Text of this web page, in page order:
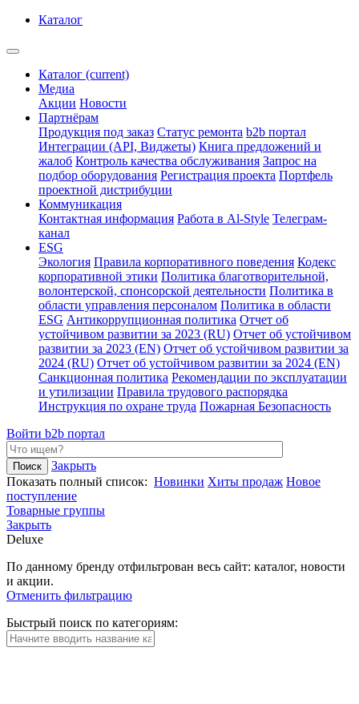
Каталог
Каталог (current)
Медиа
Акции Новости
Партнёрам
Продукция под заказ Статус ремонта b2b портал
Интеграции (API, Виджеты) Книга предложений и
жалоб Контроль качества обслуживания Запрос на
подбор оборудования Регистрация проекта Портфель
проектной дистрибуции
Коммуникация
Контактная информация Работа в Al-Style Телеграм-
канал
ESG
Экология Правила корпоративного поведения Кодекс
корпоративной этики Политика благотворительной,
волонтерской, спонсорской деятельности Политика в
области управления персоналом Политика в области
ESG Антикоррупционная политика Отчет об
устойчивом развитии за 2023 (RU) Отчет об устойчивом
развитии за 2023 (EN) Отчет об устойчивом развитии за
2024 (RU) Отчет об устойчивом развитии за 2024 (EN)
Санкционная политика Рекомендации по эксплуатации
и утилизации Правила трудового распорядка
Инструкция по охране труда Пожарная Безопасность
Войти b2b портал
Закрыть
Показать полный список: Новинки Хиты продаж Новое
поступление
Товарные группы
Закрыть
Deluxe
По данному бренду отфильтрован весь сайт: каталог, новости
и акции.
Отменить фильтрацию
Быстрый поиск по категориям: